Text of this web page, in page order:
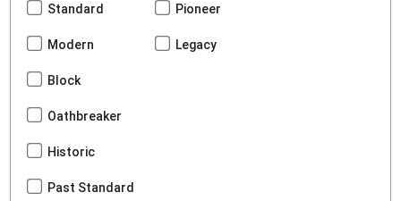
Standard Pioneer
Modern Legacy
Block
Oathbreaker
Historic
Past Standard